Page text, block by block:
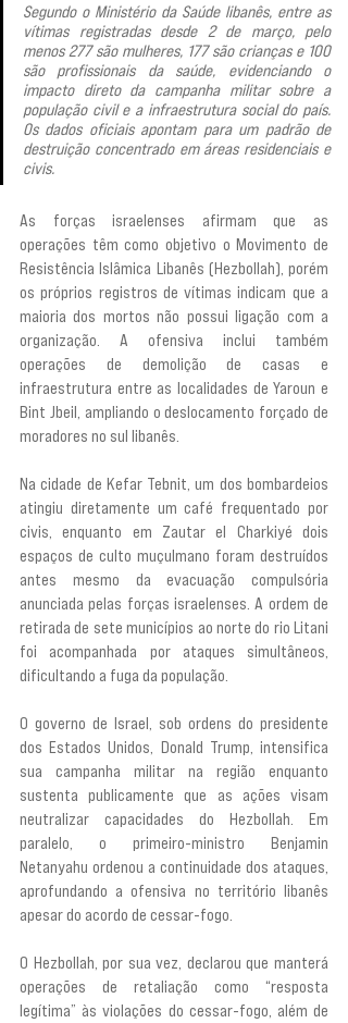
Segundo o Ministério da Saúde libanês, entre as
vítimas registradas desde 2 de março, pelo
menos 277 são mulheres, 177 são crianças e 100
são profissionais da saúde, evidenciando o
impacto direto da campanha militar sobre a
população civil e a infraestrutura social do país.
Os dados oficiais apontam para um padrão de
destruição concentrado em áreas residenciais e
civis.
As forças israelenses afirmam que as
operações têm como objetivo o Movimento de
Resistência Islâmica Libanês (Hezbollah), porém
os próprios registros de vítimas indicam que a
maioria dos mortos não possui ligação com a
organização. A ofensiva inclui também
operações de demolição de casas e
infraestrutura entre as localidades de Yaroun e
Bint Jbeil, ampliando o deslocamento forçado de
moradores no sul libanês.
Na cidade de Kefar Tebnit, um dos bombardeios
atingiu diretamente um café frequentado por
civis, enquanto em Zautar el Charkiyé dois
espaços de culto muçulmano foram destruídos
antes mesmo da evacuação compulsória
anunciada pelas forças israelenses. A ordem de
retirada de sete municípios ao norte do rio Litani
foi acompanhada por ataques simultâneos,
dificultando a fuga da população.
O governo de Israel, sob ordens do presidente
dos Estados Unidos, Donald Trump, intensifica
sua campanha militar na região enquanto
sustenta publicamente que as ações visam
neutralizar capacidades do Hezbollah. Em
paralelo, o primeiro-ministro Benjamin
Netanyahu ordenou a continuidade dos ataques,
aprofundando a ofensiva no território libanês
apesar do acordo de cessar-fogo.
O Hezbollah, por sua vez, declarou que manterá
operações de retaliação como “resposta
legítima” às violações do cessar-fogo, além de